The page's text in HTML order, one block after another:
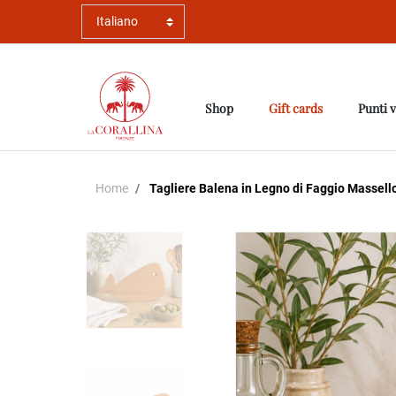
Shop Gift cards Punti
Home Tagliere Balena in Legno di Faggio